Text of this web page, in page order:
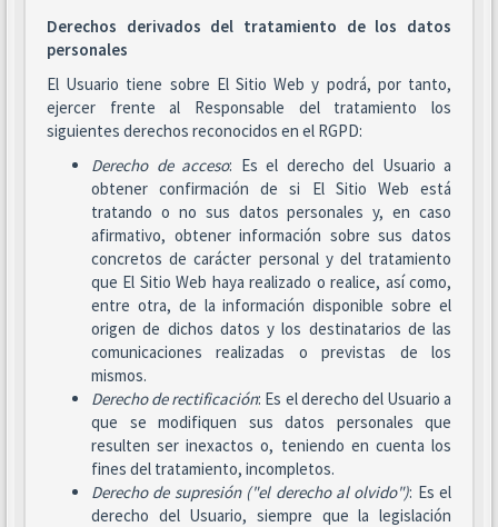
Derechos derivados del tratamiento de los datos
personales
El Usuario tiene sobre El Sitio Web y podrá, por tanto,
ejercer frente al Responsable del tratamiento los
siguientes derechos reconocidos en el RGPD:
Derecho de acceso: Es el derecho del Usuario a
obtener confirmación de si El Sitio Web está
tratando o no sus datos personales y, en caso
afirmativo, obtener información sobre sus datos
concretos de carácter personal y del tratamiento
que El Sitio Web haya realizado o realice, así como,
entre otra, de la información disponible sobre el
origen de dichos datos y los destinatarios de las
comunicaciones realizadas o previstas de los
mismos.
Derecho de rectificación: Es el derecho del Usuario a
que se modifiquen sus datos personales que
resulten ser inexactos o, teniendo en cuenta los
fines del tratamiento, incompletos.
Derecho de supresión ("el derecho al olvido"): Es el
derecho del Usuario, siempre que la legislación